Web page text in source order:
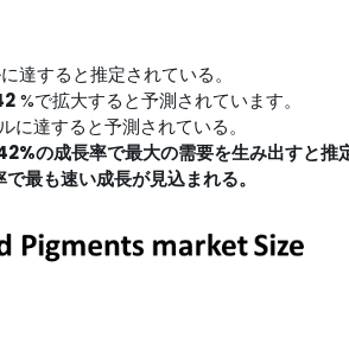
に達すると推定されている。
%で拡大すると予測されています。
に達すると予測されている。
の成長率で最大の需要を生み出すと推
最も速い成長が見込まれる。